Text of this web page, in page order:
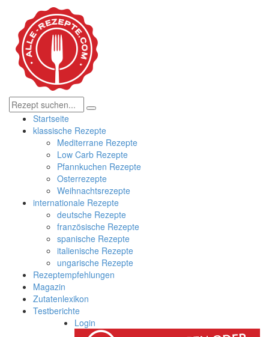
Startseite
klassische Rezepte
Mediterrane Rezepte
Low Carb Rezepte
Pfannkuchen Rezepte
Osterrezepte
Weihnachtsrezepte
internationale Rezepte
deutsche Rezepte
französische Rezepte
spanische Rezepte
italienische Rezepte
ungarische Rezepte
Rezeptempfehlungen
Magazin
Zutatenlexikon
Testberichte
Login